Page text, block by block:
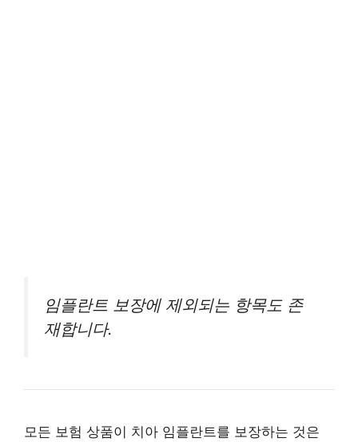
임플란트 보장에 제외되는 항목도 존
재합니다.
모든 보험 상품이 치아 임플란트를 보장하는 것은